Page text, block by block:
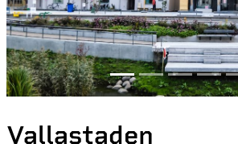
Vallastaden